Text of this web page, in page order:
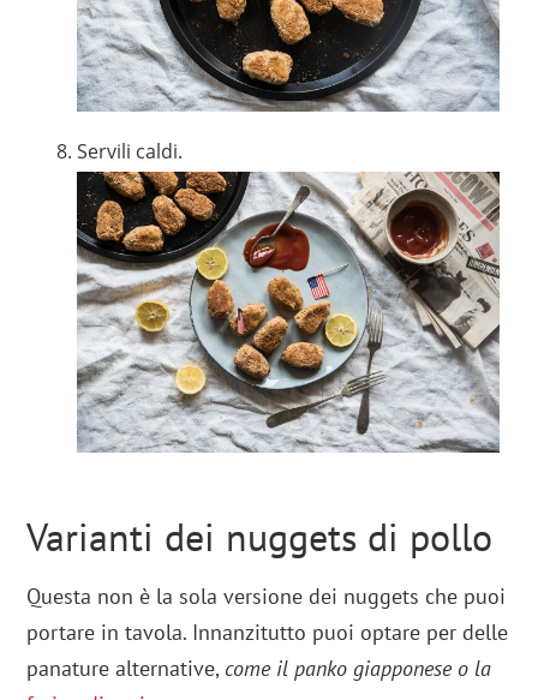
Servili caldi.
Varianti dei nuggets di pollo
Questa non è la sola versione dei nuggets che puoi
portare in tavola. Innanzitutto puoi optare per delle
panature alternative, come il panko giapponese o la